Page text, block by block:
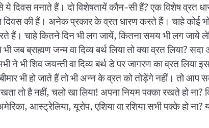
ये दिवस मनाते हैं। दो विशेषतायें कौन-सी हैं? एक विशेष
दिवस की हैं। अनेक प्रकार के व्रत धारण करते हैं। चाहे
हैं। चाहे कितने दिन भी लग जायें, कितना समय भी लग जाये
ब्राह्मण जन्म वा दिव्य बर्थ लिया तो क्या व्रत लिया?
ने भी शिव जयन्ती वा दिव्य बर्थ डे पर जागरण का व्रत
भी हो जाते हैं तो भी अन्न के व्रत को तोड़ेंगे नहीं। तो
तो है नहीं, चलो खा लिया! अपना नियम पक्का रखते हो
आस्ट्रेलिया, यूरोप, एशिया वा रशिया सभी पक्के हो ना?